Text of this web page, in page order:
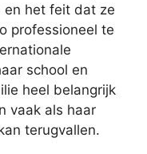
en het feit dat ze
professioneel te
school en
heel belangrijk
vaak als haar
terugvallen.